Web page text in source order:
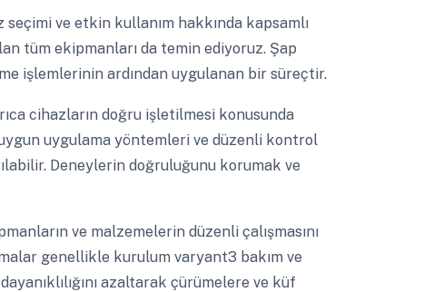
ve etkin kullanım hakkında kapsamlı
tüm ekipmanları da temin ediyoruz. Şap
işlemlerinin ardından uygulanan bir süreçtir.
cihazların doğru işletilmesi konusunda
uygulama yöntemleri ve düzenli kontrol
Deneylerin doğruluğunu korumak ve
ve malzemelerin düzenli çalışmasını
genellikle kurulum varyant3 bakım ve
azaltarak çürümelere ve küf